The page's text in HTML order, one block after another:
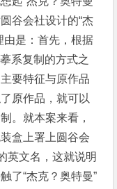
谷会社设计的“杰
由是：首先，根据
系复制的方式之
要特征与原作品
原作品，就可以
。就本案来看，
盒上署上圆谷会
英文名，这就说明
了“杰克？奥特曼”